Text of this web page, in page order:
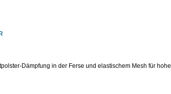
Dämpfung in der Ferse und elastischem Mesh für hohe